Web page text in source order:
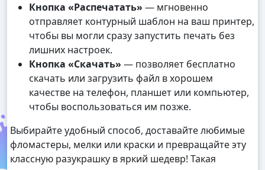
Кнопка «Распечатать» — мгновенно
отправляет контурный шаблон на ваш принтер,
чтобы вы могли сразу запустить печать без
лишних настроек.
Кнопка «Скачать» — позволяет бесплатно
скачать или загрузить файл в хорошем
качестве на телефон, планшет или компьютер,
чтобы воспользоваться им позже.
Выбирайте удобный способ, доставайте любимые
фломастеры, мелки или краски и превращайте эту
классную разукрашку в яркий шедевр! Такая